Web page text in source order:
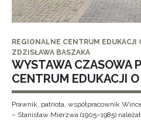
REGIONALNE CENTRUM EDUKACJI
ZDZISŁAWA BASZAKA
WYSTAWA CZASOWA
CENTRUM EDUKACJI O
Prawnik, patriota, współpracownik
– Stanisław Mierzwa (1905–1985)